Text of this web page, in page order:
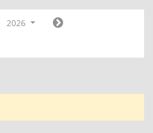
2026